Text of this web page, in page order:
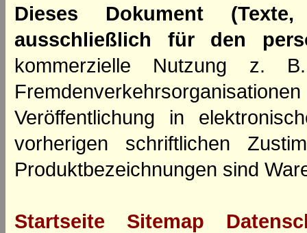
Dieses Dokument
ausschließlich für den
kommerzielle Nutzung z.
Veröffentlichung in
vorherigen schriftlichen
Produktbezeichnungen sind
Startseite Sitemap